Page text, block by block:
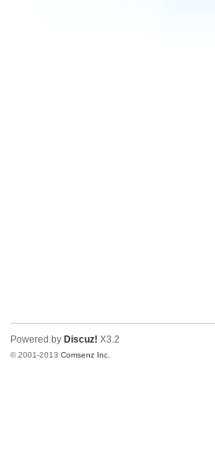
Powered by Discuz! X3.2
© 2001-2013Comsenz Inc.